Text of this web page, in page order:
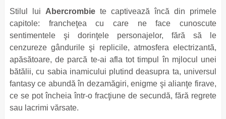
Stilul lui Abercrombiete captivează încă din primele
capitole: francheţea cu care ne face cunoscute
sentimentele şi dorinţele personajelor, fără să le
cenzureze gândurile şi replicile, atmosfera electrizantă,
apăsătoare, de parcă te-ai afla tot timpul în mjlocul unei
bătălii, cu sabia inamicului plutind deasupra ta, universul
fantasy ce abundă în dezamăgiri, enigme şi alianţe firave,
ce se pot încheia într-o fracţiune de secundă, fără regrete
sau lacrimi vărsate.